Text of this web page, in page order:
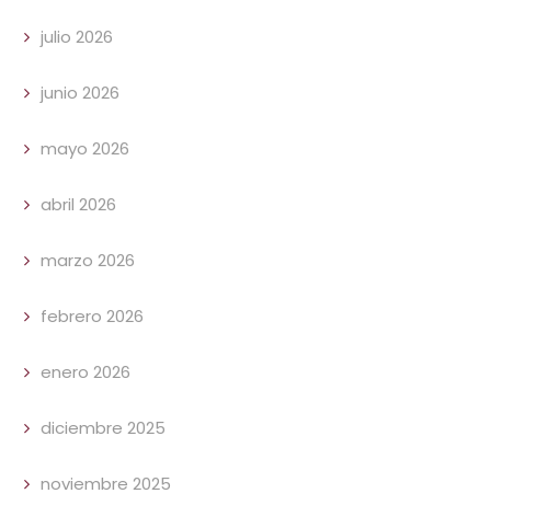
julio 2026
junio 2026
mayo 2026
abril 2026
marzo 2026
febrero 2026
enero 2026
diciembre 2025
noviembre 2025